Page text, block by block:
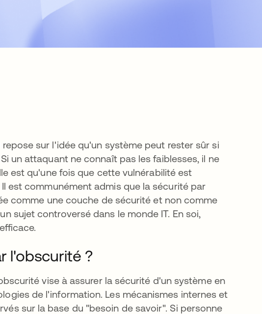
dans un nouvel onglet
repose sur l'idée qu'un système peut rester sûr si
un attaquant ne connaît pas les faiblesses, il ne
est qu'une fois que cette vulnérabilité est
est communément admis que la sécurité par
comme une couche de sécurité et non comme
sujet controversé dans le monde IT. En soi,
l'obscurité ?
vise à assurer la sécurité d'un système en
de l'information. Les mécanismes internes et
sur la base du "besoin de savoir". Si personne